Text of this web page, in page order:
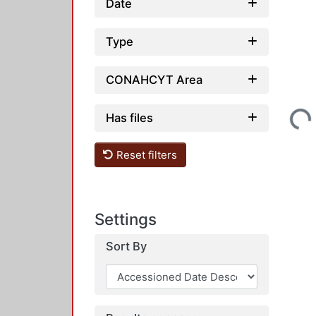
Date
Type
CONAHCYT Area
Has files
Reset filters
Settings
Sort By
Loading...